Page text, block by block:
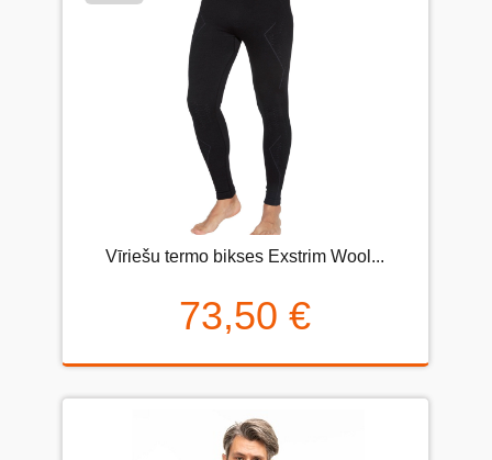
Vīriešu termo bikses Exstrim Wool...
73,50 €